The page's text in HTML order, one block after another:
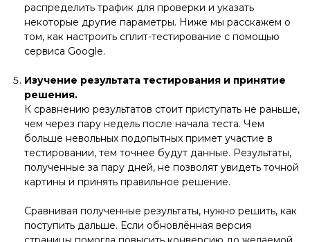
распределить трафик для проверки и указать
некоторые другие параметры. Ниже мы расскажем о
том, как настроить сплит-тестирование с помощью
сервиса Google.
Изучение результата тестирования и принятие
решения.
К сравнению результатов стоит приступать не раньше,
чем через пару недель после начала теста. Чем
больше невольных подопытных примет участие в
тестировании, тем точнее будут данные. Результаты,
полученные за пару дней, не позволят увидеть точной
картины и принять правильное решение.
Сравнивая полученные результаты, нужно решить, как
поступить дальше. Если обновлённая версия